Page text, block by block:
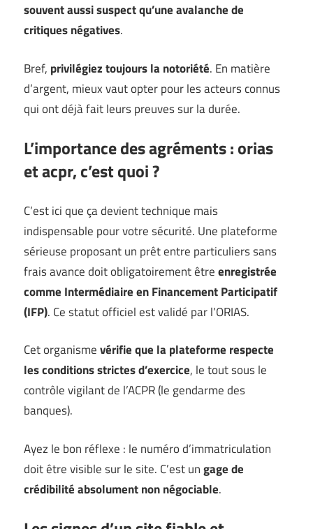
souvent aussi suspect qu’une avalanche de
critiques négatives.
Bref, privilégiez toujours la notoriété. En matière
d’argent, mieux vaut opter pour les acteurs connus
qui ont déjà fait leurs preuves sur la durée.
L’importance des agréments : orias
et acpr, c’est quoi ?
C’est ici que ça devient technique mais
indispensable pour votre sécurité. Une plateforme
sérieuse proposant un prêt entre particuliers sans
frais avance doit obligatoirement êtreenregistrée
comme Intermédiaire en Financement Participatif
(IFP). Ce statut officiel est validé par l’ORIAS.
Cet organismevérifie que la plateforme respecte
les conditions strictes d’exercice, le tout sous le
contrôle vigilant de l’ACPR (le gendarme des
banques).
Ayez le bon réflexe : le numéro d’immatriculation
doit être visible sur le site. C’est ungage de
crédibilité absolument non négociable.